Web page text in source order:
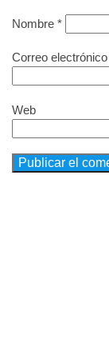
Nombre *
Correo electrónico
Web